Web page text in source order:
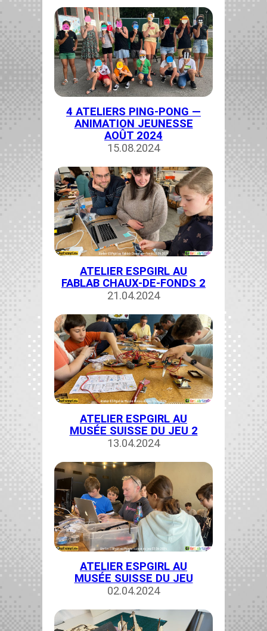
4 ATELIERS PING-PONG —
ANIMATION JEUNESSE
AOÛT 2024
15.08.2024
ATELIER ESPGIRL AU
FABLAB CHAUX-DE-FONDS 2
21.04.2024
ATELIER ESPGIRL AU
MUSÉE SUISSE DU JEU 2
13.04.2024
ATELIER ESPGIRL AU
MUSÉE SUISSE DU JEU
02.04.2024